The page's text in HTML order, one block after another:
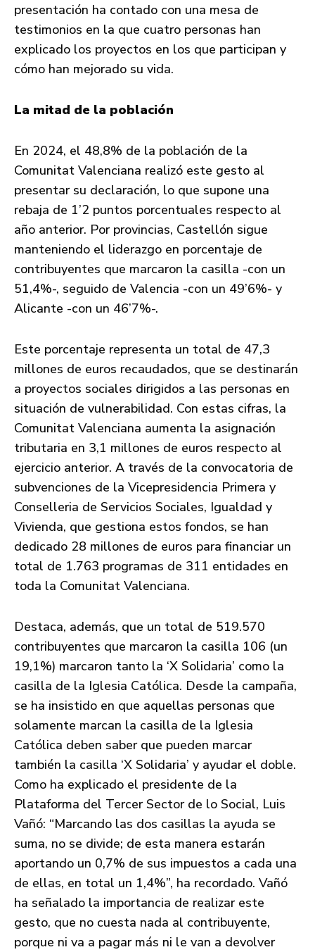
presentación ha contado con una mesa de
testimonios en la que cuatro personas han
explicado los proyectos en los que participan y
cómo han mejorado su vida.
La mitad de la población
En 2024, el 48,8% de la población de la
Comunitat Valenciana realizó este gesto al
presentar su declaración, lo que supone una
rebaja de 1’2 puntos porcentuales respecto al
año anterior. Por provincias, Castellón sigue
manteniendo el liderazgo en porcentaje de
contribuyentes que marcaron la casilla -con un
51,4%-, seguido de Valencia -con un 49’6%- y
Alicante -con un 46’7%-.
Este porcentaje representa un total de 47,3
millones de euros recaudados, que se destinarán
a proyectos sociales dirigidos a las personas en
situación de vulnerabilidad. Con estas cifras, la
Comunitat Valenciana aumenta la asignación
tributaria en 3,1 millones de euros respecto al
ejercicio anterior. A través de la convocatoria de
subvenciones de la Vicepresidencia Primera y
Conselleria de Servicios Sociales, Igualdad y
Vivienda, que gestiona estos fondos, se han
dedicado 28 millones de euros para financiar un
total de 1.763 programas de 311 entidades en
toda la Comunitat Valenciana.
Destaca, además, que un total de 519.570
contribuyentes que marcaron la casilla 106 (un
19,1%) marcaron tanto la ‘X Solidaria’ como la
casilla de la Iglesia Católica. Desde la campaña,
se ha insistido en que aquellas personas que
solamente marcan la casilla de la Iglesia
Católica deben saber que pueden marcar
también la casilla ‘X Solidaria’ y ayudar el doble.
Como ha explicado el presidente de la
Plataforma del Tercer Sector de lo Social, Luis
Vañó: “Marcando las dos casillas la ayuda se
suma, no se divide; de esta manera estarán
aportando un 0,7% de sus impuestos a cada una
de ellas, en total un 1,4%”, ha recordado. Vañó
ha señalado la importancia de realizar este
gesto, que no cuesta nada al contribuyente,
porque ni va a pagar más ni le van a devolver